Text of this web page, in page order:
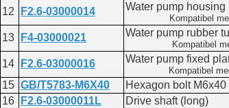
12
F2.6-03000014 Water pump housing
Kompatibel
13 F4-03000021 Water pump rubber
Kompatibel
14 F2.6-03000016 Water pump fixed
Kompatibel
15 GB/T5783-M6X40
Hexagon bolt M6x40
16
F2.6-03000011L
Drive shaft (long)